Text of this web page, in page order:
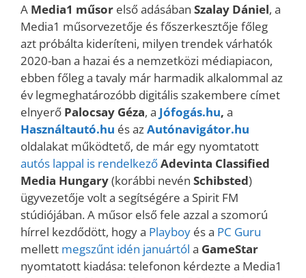
A Media1 műsor első adásában Szalay Dániel, a
Media1 műsorvezetője és főszerkesztője főleg
azt próbálta kideríteni, milyen trendek várhatók
2020-ban a hazai és a nemzetközi médiapiacon,
ebben főleg a tavaly már harmadik alkalommal az
év legmeghatározóbb digitális szakembere címet
elnyerő Palocsay Géza, a Jófogás.hu, a
Használtautó.hu és azAutónavigátor.hu
oldalakat működtető, de már egy nyomtatott
autós lappal is rendelkezőAdevinta Classified
Media Hungary(korábbi nevén Schibsted)
ügyvezetője volt a segítségére a Spirit FM
stúdiójában. A műsor első fele azzal a szomorú
hírrel kezdődött, hogy a Playboy és a PC Guru
mellett megszűnt idén januártól a GameStar
nyomtatott kiadása: telefonon kérdezte a Media1